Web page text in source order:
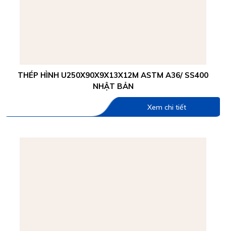
THÉP HÌNH U250X90X9X13X12M ASTM A36/ SS400
NHẬT BẢN
Xem chi tiết